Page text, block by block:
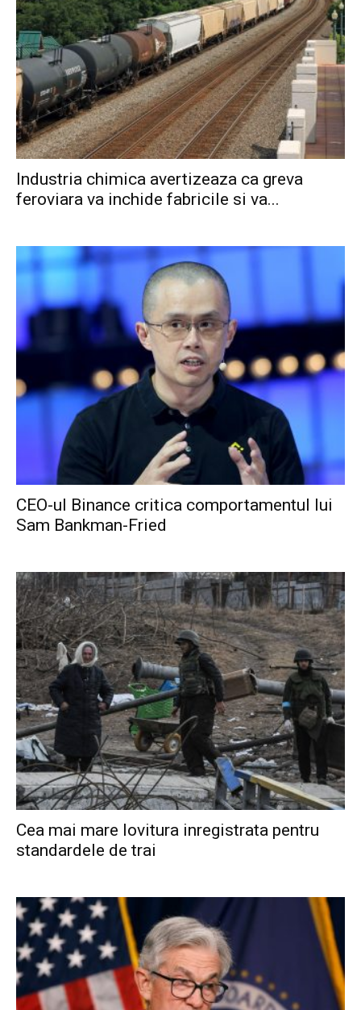
Industria chimica avertizeaza ca greva
feroviara va inchide fabricile si va...
CEO-ul Binance critica comportamentul lui
Sam Bankman-Fried
Cea mai mare lovitura inregistrata pentru
standardele de trai